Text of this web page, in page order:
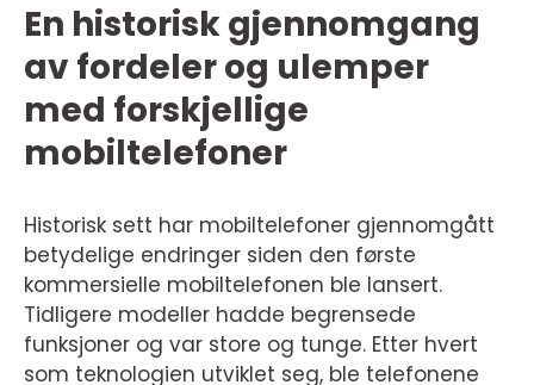
En historisk gjennomgang
av fordeler og ulemper
med forskjellige
mobiltelefoner
Historisk sett har mobiltelefoner gjennomgått
betydelige endringer siden den første
kommersielle mobiltelefonen ble lansert.
Tidligere modeller hadde begrensede
funksjoner og var store og tunge. Etter hvert
som teknologien utviklet seg, ble telefonene